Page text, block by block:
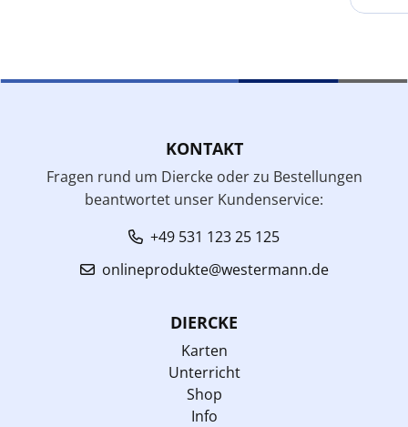
KONTAKT
Fragen rund um Diercke oder zu Bestellungen
beantwortet unser Kundenservice:
+49 531 123 25 125
onlineprodukte@westermann.de
DIERCKE
Karten
Unterricht
Shop
Info